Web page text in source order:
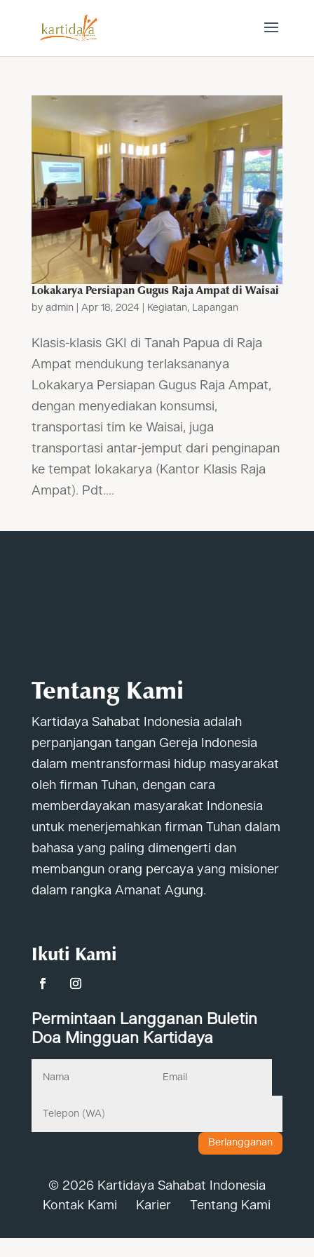
Lokakarya Persiapan Gugus Raja Ampat di Waisai
by admin| Apr 18, 2024 | Kegiatan, Lapangan
Klasis-klasis GKI di Tanah Papua di Raja
Ampat mendukung terlaksananya
Lokakarya Persiapan Gugus Raja Ampat,
dengan menyediakan konsumsi,
transportasi tim ke Waisai, juga
transportasi antar-jemput dari penginapan
ke tempat lokakarya (Kantor Klasis Raja
Ampat). Pdt....
Tentang Kami
Kartidaya Sahabat Indonesia adalah
perpanjangan tangan Gereja Indonesia
dalam mentransformasi hidup masyarakat
oleh firman Tuhan, dengan cara
memberdayakan masyarakat Indonesia
untuk menerjemahkan firman Tuhan dalam
bahasa yang paling dimengerti dan
membangun orang percaya yang misioner
dalam rangka Amanat Agung.
Ikuti Kami
Permintaan Langganan Buletin
Doa Mingguan Kartidaya
Berlangganan
© 2026 Kartidaya Sahabat Indonesia
Kontak Kami
Karier Tentang Kami